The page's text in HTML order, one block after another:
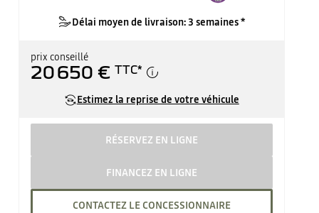
Délai moyen de livraison: 3 semaines *
prix conseillé
20 650 € TTC*
Estimez la reprise de votre véhicule
RÉSERVEZ EN LIGNE
FINANCEZ EN LIGNE
CONTACTEZ LE CONCESSIONNAIRE